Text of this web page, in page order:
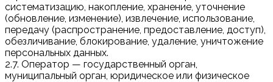
систематизацию, накопление, хранение, уточнение
(обновление, изменение), извлечение, использование,
передачу (распространение, предоставление, доступ),
обезличивание, блокирование, удаление, уничтожение
персональных данных.
2.7. Оператор — государственный орган,
муниципальный орган, юридическое или физическое